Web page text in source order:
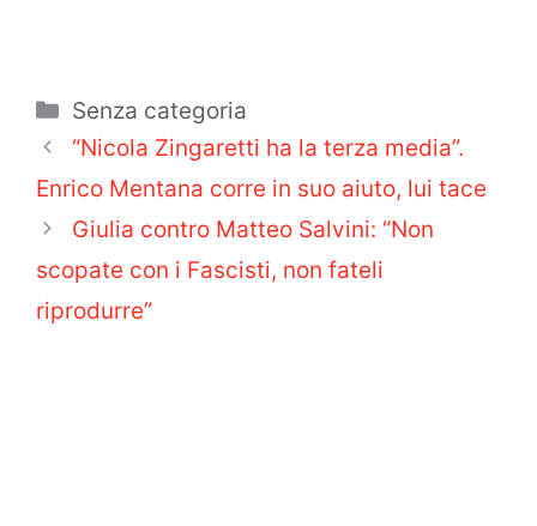
Categorie
Senza categoria
“Nicola Zingaretti ha la terza media”.
Enrico Mentana corre in suo aiuto, lui tace
Giulia contro Matteo Salvini: “Non
scopate con i Fascisti, non fateli
riprodurre”